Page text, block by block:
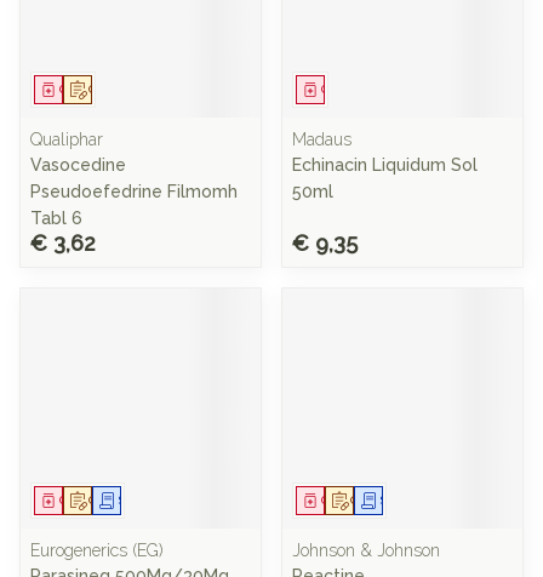
Op voorschrift
Geneesmiddel
Qualiphar
Vasocedine
Pseudoefedrine Filmomh
Tabl 6
€ 3,62
Geneesmiddel
Madaus
Echinacin Liquidum Sol
50ml
€ 9,35
Op voorschrift
GeneesmiddelSchriftelijke aanvraag
Eurogenerics (EG)
Op voorschrift
GeneesmiddelSchriftelijke aanvraag
Johnson & Johnson